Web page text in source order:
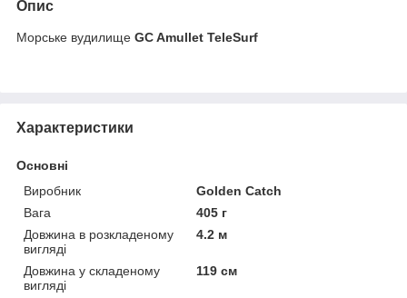
Опис
Морське вудилище GC Amullet TeleSurf
Характеристики
Основні
Виробник
Golden Catch
Вага
405 г
Довжина в розкладеному
вигляді
4.2 м
Довжина у складеному
вигляді
119 см